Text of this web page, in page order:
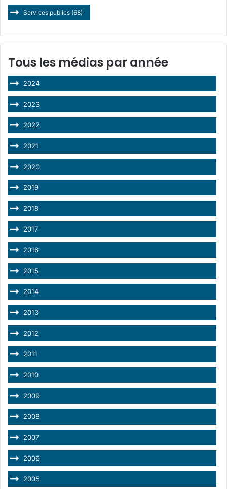
Services publics (68)
Tous les médias par année
2024
2023
2022
2021
2020
2019
2018
2017
2016
2015
2014
2013
2012
2011
2010
2009
2008
2007
2006
2005